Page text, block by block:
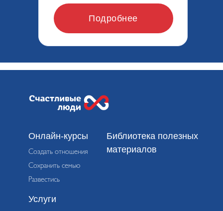
Подробнее
Онлайн-курсы
Создать отношения
Сохранить семью
Развестись
Услуги
Библиотека полезных
материалов